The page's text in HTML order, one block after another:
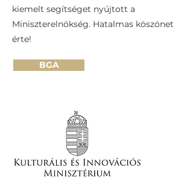
kiemelt segítséget nyújtott a
Miniszterelnökség. Hatalmas köszönet
érte!
BGA